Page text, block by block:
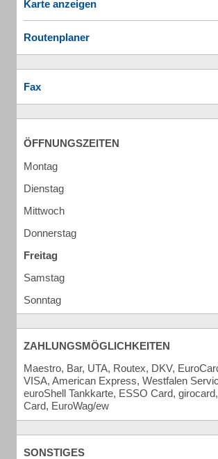
Karte anzeigen
Routenplaner
Fax
ÖFFNUNGSZEITEN
Montag
Dienstag
Mittwoch
Donnerstag
Freitag
Samstag
Sonntag
ZAHLUNGSMÖGLICHKEITEN
Maestro, Bar, UTA, Routex, DKV,
VISA, American Express, Westfalen
euroShell Tankkarte, ESSO Card,
Card, EuroWag/ew
SONSTIGES